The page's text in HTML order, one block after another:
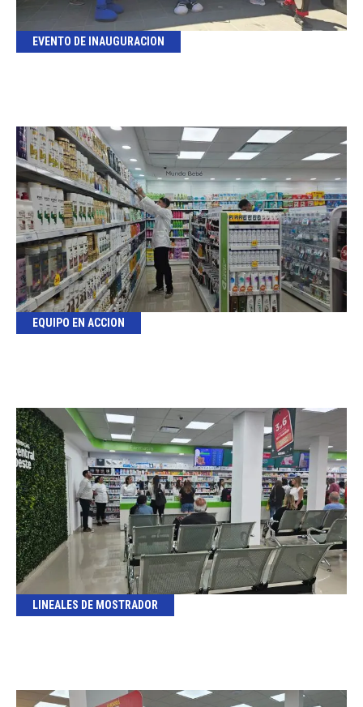
EVENTO DE INAUGURACION
EQUIPO EN ACCION
LINEALES DE MOSTRADOR